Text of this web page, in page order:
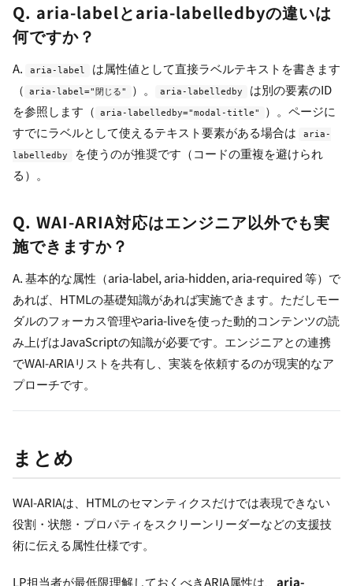
Q. aria-labelとaria-labelledbyの違いは
何ですか？
A. aria-label
は属性値として直接ラベルテキストを書きます
（
aria-label="閉じる" ）。 aria-labelledby
は別の要素のID
を参照します（
aria-labelledby="modal-title"
）。ページに
すでにラベルとして使えるテキスト要素がある場合は
aria-
labelledby
を使うのが推奨です（コードの重複を避けられ
る）。
Q. WAI-ARIA対応はエンジニア以外でも実
施できますか？
A. 基本的な属性（aria-label, aria-hidden, aria-required 等）で
あれば、HTMLの基礎知識があれば実施できます。ただしモー
ダルのフォーカス管理やaria-liveを使った動的コンテンツの読
み上げはJavaScriptの知識が必要です。エンジニアとの連携
でWAI-ARIAリストを共有し、実装を依頼するのが現実的なア
プローチです。
まとめ
WAI-ARIAは、HTMLのセマンティクスだけでは表現できない
役割・状態・プロパティをスクリーンリーダーなどの支援技
術に伝える属性仕様です。
LP担当者が最低限理解しておくべきARIA属性は、 aria-